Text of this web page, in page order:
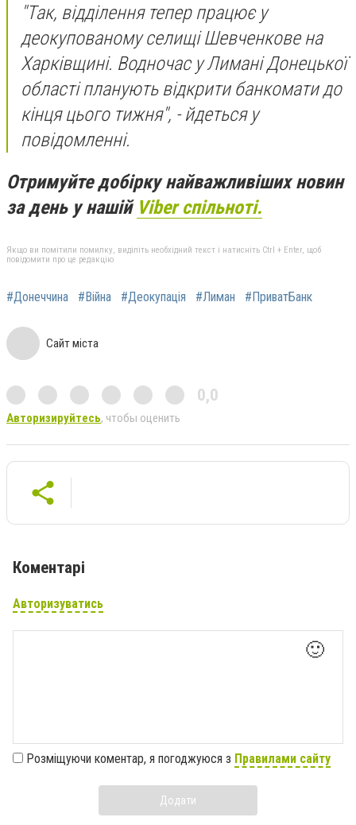
"Так, відділення тепер працюєу
деокупованому селищі Шевченкове на
Харківщині. Водночас у Лимані Донецької
області планують відкрити банкомати до
кінця цього тижня", - йдеться у
повідомленні.
Отримуйте добірку найважливіших новин
за день у нашій Viber спільноті.
Якщо ви помітили помилку, виділіть необхідний текст і натисніть Ctrl + Enter, щоб
повідомити про це редакцію
#Донеччина #Війна #Деокупація #Лиман #ПриватБанк
Сайт міста
0,0
Авторизируйтесь, чтобы оценить
Коментарі
Авторизуватись
🙂
Розміщуючи коментар, я погоджуюся з Правилами сайту
Додати